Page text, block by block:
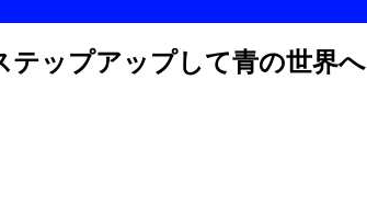
テップアップして青の世界へ